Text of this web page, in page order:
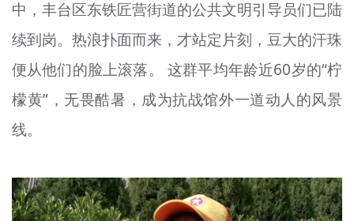
中，丰台区东铁匠营街道的公共文明引导员们已陆
续到岗。热浪扑面而来，才站定片刻，豆大的汗珠
便从他们的脸上滚落。 这群平均年龄近60岁的“柠
檬黄”，无畏酷暑，成为抗战馆外一道动人的风景
线。